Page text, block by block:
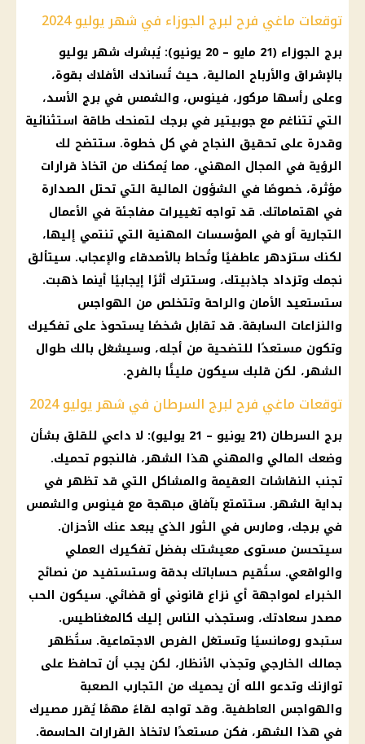
توقعات ماغي فرح لبرج الجوزاء في شهر يوليو 2024
برج الجوزاء (21 مايو – 20 يونيو): يُبشرك شهر يوليو
بالإشراق والأرباح المالية، حيث تُساندك الأفلاك بقوة،
وعلى رأسها مركور، فينوس، والشمس في برج الأسد،
التي تتناغم مع جوبيتير في برجك لتمنحك طاقة استثنائية
وقدرة على تحقيق النجاح في كل خطوة. ستتضح لك
الرؤية في المجال المهني، مما يُمكنك من اتخاذ قرارات
مؤثرة، خصوصًا في الشؤون المالية التي تحتل الصدارة
في اهتماماتك. قد تواجه تغييرات مفاجئة في الأعمال
التجارية أو في المؤسسات المهنية التي تنتمي إليها،
لكنك ستزدهر عاطفيًا وتُحاط بالأصدقاء والإعجاب. سيتألق
نجمك وتزداد جاذبيتك، وستترك أثرًا إيجابيًا أينما ذهبت.
ستستعيد الأمان والراحة وتتخلص من الهواجس
والنزاعات السابقة. قد تقابل شخصًا يستحوذ على تفكيرك
وتكون مستعدًا للتضحية من أجله، وسيشغل بالك طوال
الشهر، لكن قلبك سيكون مليئًا بالفرح.
توقعات ماغي فرح لبرج السرطان في شهر يوليو 2024
برج السرطان (21 يونيو – 21 يوليو): لا داعي للقلق بشأن
وضعك المالي والمهني هذا الشهر، فالنجوم تحميك.
تجنب النقاشات العقيمة والمشاكل التي قد تظهر في
بداية الشهر. ستتمتع بآفاق مبهجة مع فينوس والشمس
في برجك، ومارس في الثور الذي يبعد عنك الأحزان.
سيتحسن مستوى معيشتك بفضل تفكيرك العملي
والواقعي. ستُقيم حساباتك بدقة وستستفيد من نصائح
الخبراء لمواجهة أي نزاع قانوني أو قضائي. سيكون الحب
مصدر سعادتك، وستجذب الناس إليك كالمغناطيس.
ستبدو رومانسيًا وتستغل الفرص الاجتماعية. ستُظهر
جمالك الخارجي وتجذب الأنظار، لكن يجب أن تحافظ على
توازنك وتدعو الله أن يحميك من التجارب الصعبة
والهواجس العاطفية. وقد تواجه لقاءً مهمًا يُقرر مصيرك
في هذا الشهر، فكن مستعدًا لاتخاذ القرارات الحاسمة.